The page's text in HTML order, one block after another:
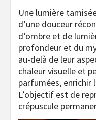
Une lumière
d’une douceur
d’ombre et de
profondeur et du
au-delà de leur
chaleur visuelle et
parfumées, enrichir
L’objectif est de
crépuscule